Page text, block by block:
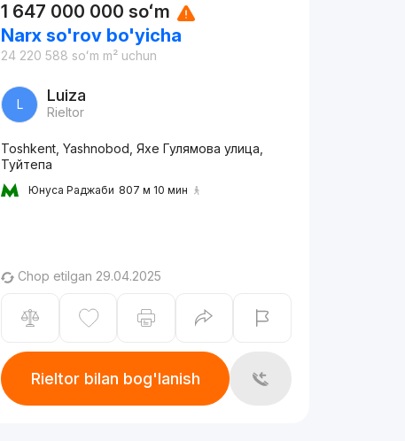
1 647 000 000 soʻm
Narx so'rov bo'yicha
24 220 588 soʻm m² uchun
L Luiza
Rieltor
Toshkent, Yashnobod, Яхе Гулямова улица,
Туйтепа
Юнуса Раджаби 807 м 10 мин
Chop etilgan 29.04.2025
Rieltor bilan bog'lanish